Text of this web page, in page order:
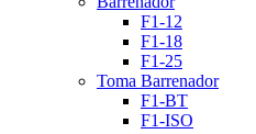
F1-12
F1-18
F1-25
Toma Barrenador
F1-BT
F1-ISO